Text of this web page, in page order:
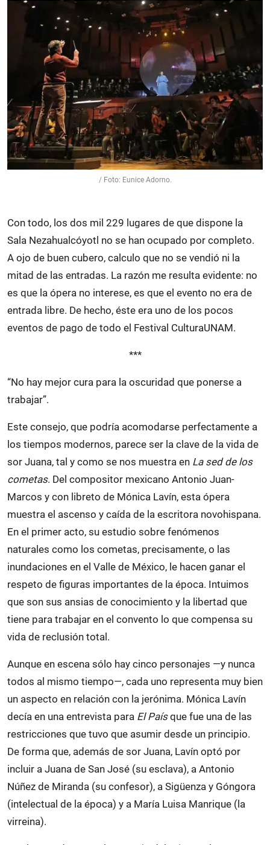
/ Foto: Eunice Adorno.
Con todo, los dos mil 229 lugares de que dispone la
Sala Nezahualcóyotl no se han ocupado por completo.
A ojo de buen cubero, calculo que no se vendió ni la
mitad de las entradas. La razón me resulta evidente: no
es que la ópera no interese, es que el evento no era de
entrada libre. De hecho, éste era uno de los pocos
eventos de pago de todo el Festival CulturaUNAM.
***
“No hay mejor cura para la oscuridad que ponerse a
trabajar”.
Este consejo, que podría acomodarse perfectamente a
los tiempos modernos, parece ser la clave de la vida de
sor Juana, tal y como se nos muestra en La sed de los
cometas. Del compositor mexicano Antonio Juan-
Marcos y con libreto de Mónica Lavín, esta ópera
muestra el ascenso y caída de la escritora novohispana.
En el primer acto, su estudio sobre fenómenos
naturales como los cometas, precisamente, o las
inundaciones en el Valle de México, le hacen ganar el
respeto de figuras importantes de la época. Intuimos
que son sus ansias de conocimiento y la libertad que
tiene para trabajar en el convento lo que compensa su
vida de reclusión total.
Aunque en escena sólo hay cinco personajes —y nunca
todos al mismo tiempo—, cada uno representa muy bien
un aspecto en relación con la jerónima. Mónica Lavín
decía en una entrevista para El Paísque fue una de las
restricciones que tuvo que asumir desde un principio.
De forma que, además de sor Juana, Lavín optó por
incluir a Juana de San José (su esclava), a Antonio
Núñez de Miranda (su confesor), a Sigüenza y Góngora
(intelectual de la época) y a María Luisa Manrique (la
virreina).